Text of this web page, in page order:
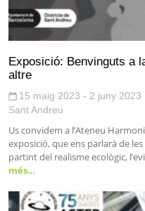
Exposició: Benvinguts a
altre
15 maig 2023 - 2 juny 2023
Sant Andreu
Us convidem a l’Ateneu
exposició, que ens parlarà de les
partint del realisme ecològic,
més…